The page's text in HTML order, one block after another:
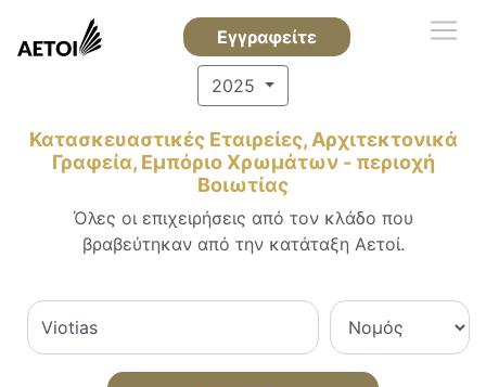
Εγγραφείτε
2025
Κατασκευαστικές Εταιρείες, Αρχιτεκτονικά
Γραφεία, Εμπόριο Χρωμάτων - περιοχή
Βοιωτίας
Όλες οι επιχειρήσεις από τον κλάδο που
βραβεύτηκαν από την κατάταξη Αετοί.